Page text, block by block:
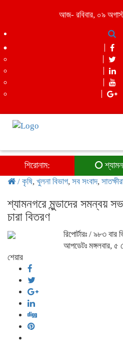
আজ- রবিবার, ০৯
শিরোনাম: শ্যামনগরে
/ কৃষি, খুলনা বিভাগ, সব সংবাদ,
শ্যামনগরে মুন্ডাদের সমন্বয়
চারা বিতরণ
রিপোর্টারঃ / ৯৮৩ বার
আপডেটঃ মঙ্গলবার, ৫
শেয়ার